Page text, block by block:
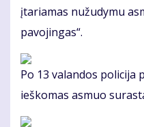
įtariamas nužudymu
pavojingas“.
Po 13 valandos policija
ieškomas asmuo